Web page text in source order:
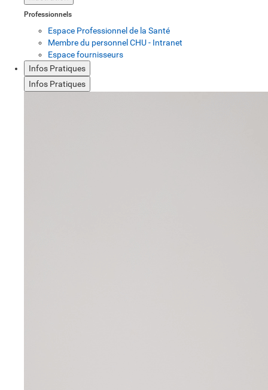
Professionnels
Espace Professionnel de la Santé
Membre du personnel CHU - Intranet
Espace fournisseurs
Infos Pratiques
Infos Pratiques